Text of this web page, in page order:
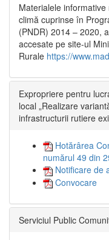
Materialele
climă cuprinse în
(PNDR) 2014 – 2020,
accesate pe site-ul
Rurale https://
Expropriere pentru
local „Realizare
infrastructurii rutiere
Hotărârea
numărul 49 din
Notificare de
Convocare
Serviciul Public